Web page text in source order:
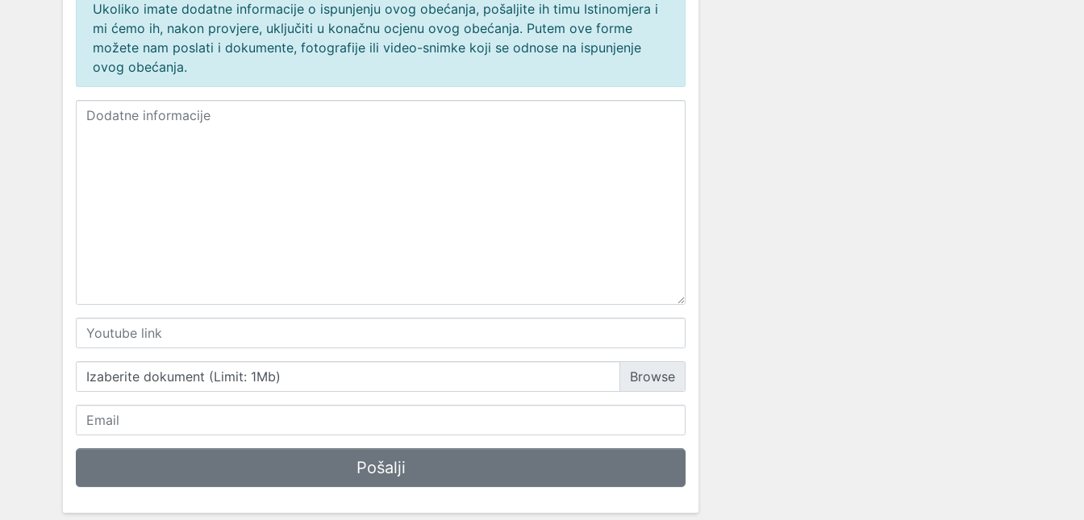
Ukoliko imate dodatne informacije o ispunjenju ovog obećanja, pošaljite ih timu Istinomjera i
mi ćemo ih, nakon provjere, uključiti u konačnu ocjenu ovog obećanja. Putem ove forme
možete nam poslati i dokumente, fotografije ili video-snimke koji se odnose na ispunjenje
ovog obećanja.
Izaberite dokument (Limit: 1Mb)